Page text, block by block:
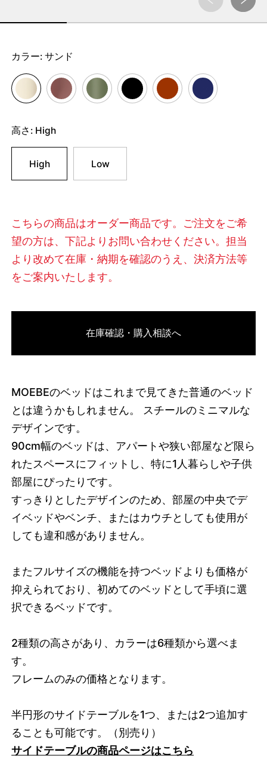
カラー:サンド
高さ: High
High Low
こちらの商品はオーダー商品です。ご注文をご希
望の方は、下記よりお問い合わせください。担当
より改めて在庫・納期を確認のうえ、決済方法等
をご案内いたします。
在庫確認・購入相談へ
MOEBEのベッドはこれまで見てきた普通のベッド
とは違うかもしれません。 スチールのミニマルな
デザインです。
90cm幅のベッドは、アパートや狭い部屋など限ら
れたスペースにフィットし、特に1人暮らしや子供
部屋にぴったりです。
すっきりとしたデザインのため、部屋の中央でデ
イベッドやベンチ、またはカウチとしても使用が
しても違和感がありません。
またフルサイズの機能を持つベッドよりも価格が
抑えられており、初めてのベッドとして手頃に選
択できるベッドです。
2種類の高さがあり、カラーは6種類から選べま
す。
フレームのみの価格となります。
半円形のサイドテーブルを1つ、または2つ追加す
ることも可能です。（別売り）
サイドテーブルの商品ページはこちら